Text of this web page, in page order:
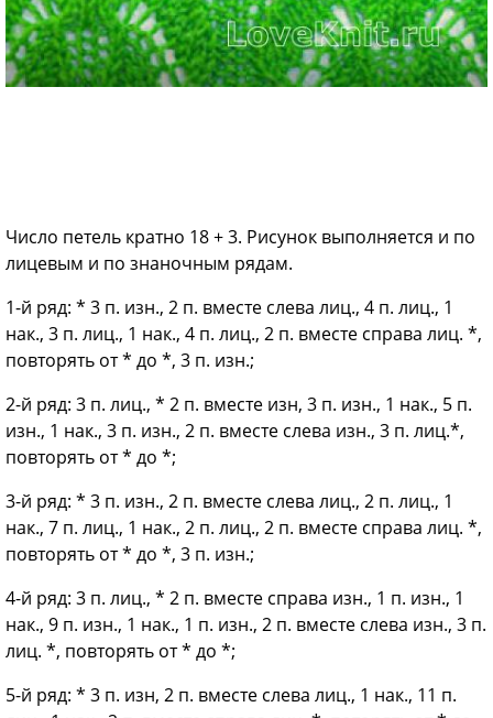
Число петель кратно 18 + 3. Рисунок выполняется и по
лицевым и по знаночным рядам.
1-й ряд: * 3 п. изн., 2 п. вместе слева лиц., 4 п. лиц., 1
нак., 3 п. лиц., 1 нак., 4 п. лиц., 2 п. вместе справа лиц. *,
повторять от * до *, 3 п. изн.;
2-й ряд: 3 п. лиц., * 2 п. вместе изн, 3 п. изн., 1 нак., 5 п.
изн., 1 нак., 3 п. изн., 2 п. вместе слева изн., 3 п. лиц.*,
повторять от * до *;
3-й ряд: * 3 п. изн., 2 п. вместе слева лиц., 2 п. лиц., 1
нак., 7 п. лиц., 1 нак., 2 п. лиц., 2 п. вместе справа лиц. *,
повторять от * до *, 3 п. изн.;
4-й ряд: 3 п. лиц., * 2 п. вместе справа изн., 1 п. изн., 1
нак., 9 п. изн., 1 нак., 1 п. изн., 2 п. вместе слева изн., 3 п.
лиц. *, повторять от * до *;
5-й ряд: * 3 п. изн, 2 п. вместе слева лиц., 1 нак., 11 п.